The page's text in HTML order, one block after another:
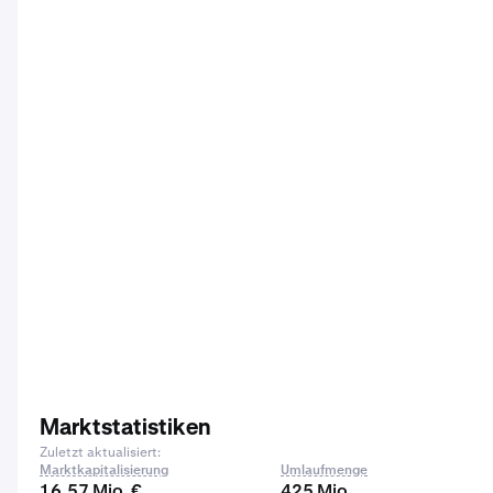
Marktstatistiken
Zuletzt aktualisiert:
Marktkapitalisierung
Umlaufmenge